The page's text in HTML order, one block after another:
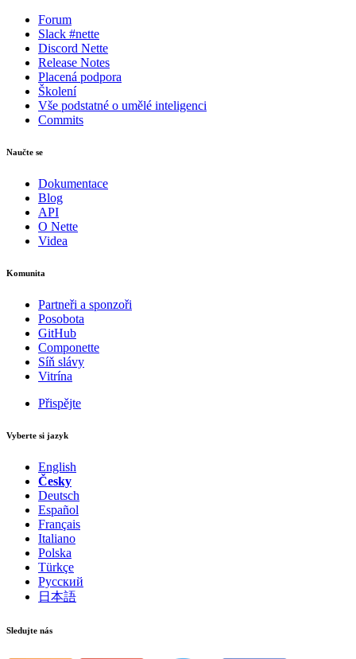
Forum
Slack #nette
Discord Nette
Release Notes
Placená podpora
Školení
Vše podstatné o umělé inteligenci
Commits
Naučte se
Dokumentace
Blog
API
O Nette
Videa
Komunita
Partneři a sponzoři
Posobota
GitHub
Componette
Síň slávy
Vitrína
Přispějte
Vyberte si jazyk
English
Česky
Deutsch
Español
Français
Italiano
Polska
Türkçe
Русский
日本語
Sledujte nás